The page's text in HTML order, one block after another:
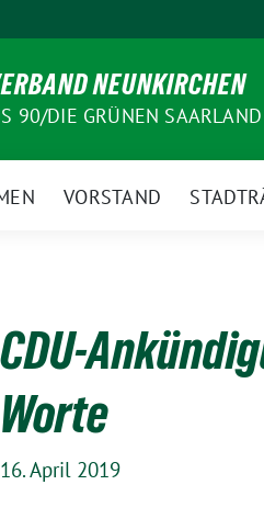
NEUNKIRCHEN
90/DIE GRÜNEN SAARLAND
VORSTAND
CDU-
Worte
16. April 2019